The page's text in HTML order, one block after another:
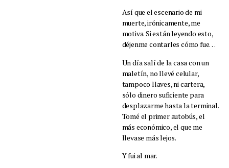
Así que el escenario de mi
muerte, irónicamente, me
motiva. Si están leyendo esto,
déjenme contarles cómo fue…
Un día salí de la casa con un
maletín, no llevé celular,
tampoco llaves, ni cartera,
sólo dinero suficiente para
desplazarme hasta la terminal.
Tomé el primer autobús, el
más económico, el que me
llevase más lejos.
Y fui al mar.